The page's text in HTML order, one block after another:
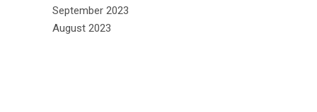
September 2023
August 2023